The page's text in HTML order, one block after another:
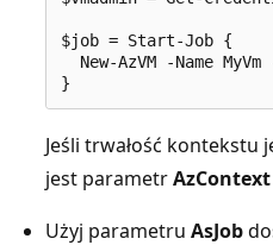
$job = Start-Job {
New-AzVM -Name MyVm
Jeśli trwałość kontekstu
jest parametrAzContext
Użyj parametru AsJob